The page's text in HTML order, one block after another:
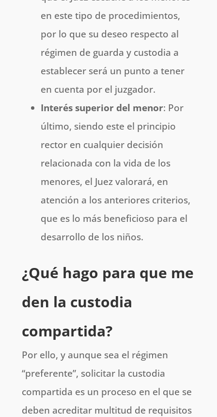
en este tipo de procedimientos,
por lo que su deseo respecto al
régimen de guarda y custodia a
establecer será un punto a tener
en cuenta por el juzgador.
Interés superior del menor: Por
último, siendo este el principio
rector en cualquier decisión
relacionada con la vida de los
menores, el Juez valorará, en
atención a los anteriores criterios,
que es lo más beneficioso para el
desarrollo de los niños.
¿Qué hago para que me
den la custodia
compartida?
Por ello, y aunque sea el régimen
“preferente”, solicitar la custodia
compartida es un proceso en el que se
deben acreditar multitud de requisitos